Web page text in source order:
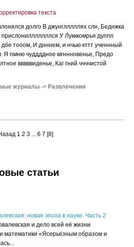
текста
долго В джунглллллях слн, Беднжка
У Лукккомрья дуппп
тооом, И днннем, и нчью кттт ученнный
Я пмню чуддддное мгннновенье, Предо
вввввиденье, Каг гний ччччистой
журналы -> Развлечения
1 2 3 ... 6 7 [8]
статьи
новая эпоха в науке. Часть 2
и дело всей её жизни
математики «Ясерьёзным образом и